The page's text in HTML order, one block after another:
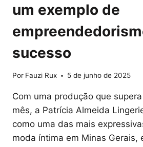
um exemplo de
sucesso
Por Fauzi Rux 5 de junho de 2025
Com uma produção que
mês, a Patrícia Almeida
como uma das mais
moda íntima em Minas Gerais,